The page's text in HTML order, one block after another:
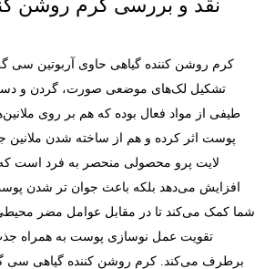
نقد و بررسی کرم روشن
کرم روشن کننده گیاهی حاوی آربوتین سی
تشکیل لک‌های موضعی صورت، گردن و
طیفی از مواد فعال بوده که هم بر روی
پوست اثر کرده و هم از ساخته شدن ملانین
لایت پرو محصولی منحصر به فرد است که
افزایش می‌دهد بلکه باعث جوان تر شدن
شما کمک می‌کند تا در مقابل عوامل مضر محیطی
تقویت عمل نوسازی پوست به همراه
برطرف می‌کند. کرم روشن کننده گیاهی سی